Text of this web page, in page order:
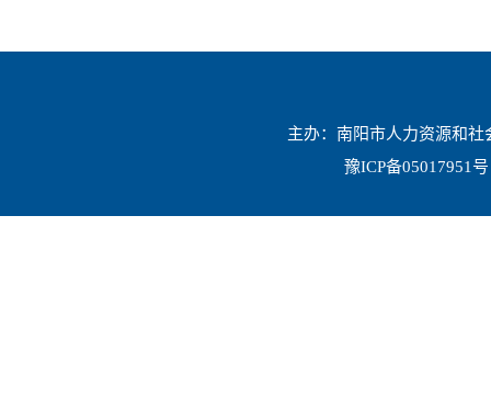
主办：南阳市人力资源和
豫ICP备05017951号